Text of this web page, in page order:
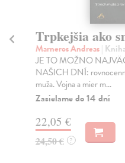
Trpkejšia ako
Marneros Andreas| Kniha
JE TO MOŽNO
NAŠICH DNÍ:
muža. Vojna a mier m...
Zasielame do 14 dní
22,05 €
24,50 € ?